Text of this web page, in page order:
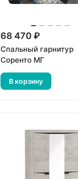
68 470 ₽
Спальный гарнитур
Соренто МГ
В корзину